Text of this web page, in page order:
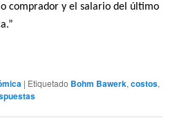
comprador y el salario del último
| Etiquetado Bohm Bawerk,costos,